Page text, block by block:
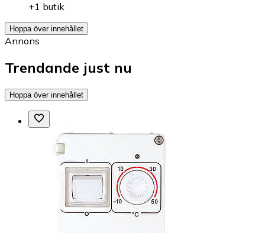
+1 butik
Hoppa över innehållet
Annons
Trendande just nu
Hoppa över innehållet